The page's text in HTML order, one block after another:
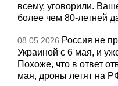
всему, уговорили.
более чем 80-летней
08.05.2026 Россия не
Украиной с 6 мая, и
Похоже, что в ответ
мая, дроны летят на